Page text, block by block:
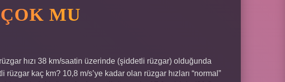
MU
hızı 38 km/saatin üzerinde (şiddetli rüzgar) olduğunda
rüzgar kaç km? 10,8 m/s’ye kadar olan rüzgar hızları “normal”